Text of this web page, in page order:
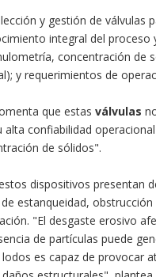
y gestión de válvulas
integral del
concentración de
y requerimientos de
que estas válvulas
confiabilidad
de sólidos".
dispositivos presentan
estanqueidad,
"El desgaste erosivo
de partículas puede
es capaz de provocar